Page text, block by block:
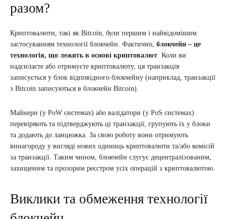
разом?
Криптовалюти, такі як Bitcoin, були першим і найвідомішим
застосуванням технології блокчейн. Фактично, блокчейн – це
технологія, що лежить в основі криптовалют. Коли ви
надсилаєте або отримуєте криптовалюту, ця транзакція
записується у блок відповідного блокчейну (наприклад, транзакції
з Bitcoin записуються в блокчейн Bitcoin).
Майнери (у PoW системах) або валідатори (у PoS системах)
перевіряють та підтверджують ці транзакції, групують їх у блоки
та додають до ланцюжка. За свою роботу вони отримують
винагороду у вигляді нових одиниць криптовалюти та/або комісій
за транзакції. Таким чином, блокчейн слугує децентралізованим,
захищеним та прозорим реєстром усіх операцій з криптовалютою.
Виклики та обмеження технології